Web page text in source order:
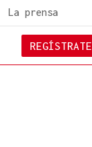
La prensa
REGÍSTRATE